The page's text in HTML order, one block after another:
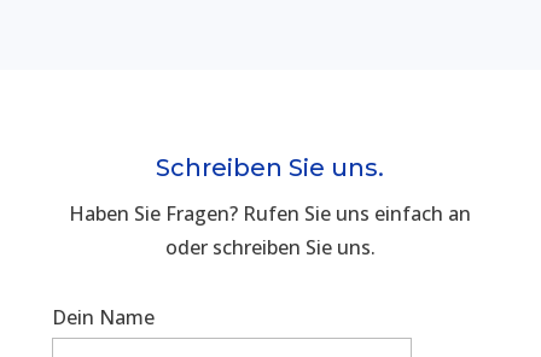
Schreiben Sie uns.
Haben Sie Fragen? Rufen Sie uns einfach an
oder schreiben Sie uns.
Dein Name